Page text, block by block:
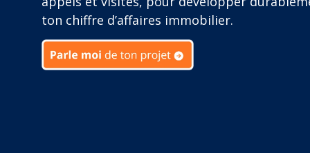
ton chiffre d’affaires immobilier.